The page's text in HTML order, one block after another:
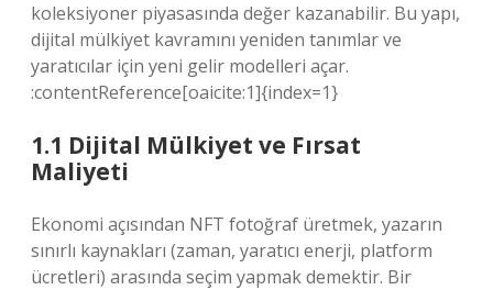
koleksiyoner piyasasında değer kazanabilir. Bu yapı,
dijital mülkiyet kavramını yeniden tanımlar ve
yaratıcılar için yeni gelir modelleri açar.
:contentReference[oaicite:1]{index=1}
1.1 Dijital Mülkiyet ve Fırsat
Maliyeti
Ekonomi açısından NFT fotoğraf üretmek, yazarın
sınırlı kaynakları (zaman, yaratıcı enerji, platform
ücretleri) arasında seçim yapmak demektir. Bir